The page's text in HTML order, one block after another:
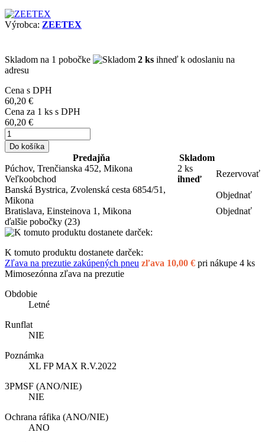
Výrobca: ZEETEX
Skladom na 1 pobočke 2 ks ihneď k odoslaniu na
adresu
Cena s DPH
60,20 €
Cena za 1 ks s DPH
60,20 €
Do košíka
Predajňa
Skladom
Púchov, Trenčianska 452, Mikona
Veľkoobchod
2 ks
ihneď
Rezervovať
Banská Bystrica, Zvolenská cesta 6854/51,
Mikona
Objednať
Bratislava, Einsteinova 1, Mikona
Objednať
ďalšie pobočky (23)
K tomuto produktu dostanete darček:
Zľava na prezutie zakúpených pneu zľava 10,00 € pri nákupe 4 ks
Mimosezónna zľava na prezutie
Obdobie
Letné
Runflat
NIE
Poznámka
XL FP MAX R.V.2022
3PMSF (ANO/NIE)
NIE
Ochrana ráfika (ANO/NIE)
ANO